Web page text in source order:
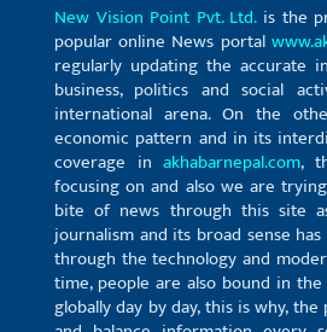
New Vision Point Pvt. Ltd.is the
popular online News portal
regularly updating the accurate
business, politics and social
international arena. On the
economic pattern and in its
coverage inakhabarnepal.com,
focusing on and also we are
bite of news through this site
journalism and its broad sense
through the technology and
time, people are also bound in
globally day by day, this is why,